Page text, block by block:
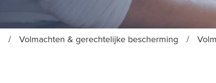
/ Volmachten & gerechtelijke bescherming /